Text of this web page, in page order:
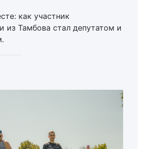
как участник
из Тамбова стал депутатом и